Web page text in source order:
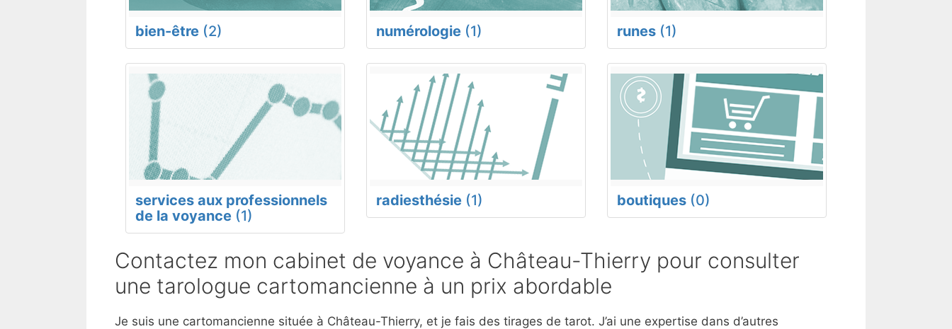
bien-être (2) numérologie (1) runes (1)
services aux professionnels
de la voyance (1)
radiesthésie (1) boutiques (0)
Contactez mon cabinet de voyance à Château-Thierry pour consulter
une tarologue cartomancienne à un prix abordable
Je suis une cartomancienne située à Château-Thierry, et je fais des tirages de tarot. J’ai une expertise dans d’autres